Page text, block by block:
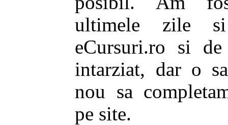
ultimele zile
eCursuri.ro si
intarziat, dar o
nou sa
pe site.